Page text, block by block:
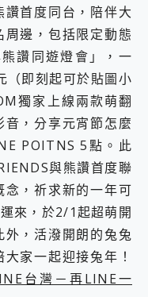
首度同台，陪伴大
邊，包括限定動態
讚同遊燈會」，一
（即刻起可於貼圖小
獨家上線兩款萌翻
，分享元宵節怎麼
POITNS 5點。此
與熊讚首度聯
，祈求新的一年可
來，於2/1起超萌開
，活潑開朗的兔兔
家一起迎接兔年！
台灣－再LINE一